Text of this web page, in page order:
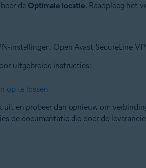
de Optimale locatie. Raadpleeg het
instellingen. Open Avast SecureLine
uitgebreide instructies:
op te lossen
en probeer dan opnieuw om
de documentatie die door de